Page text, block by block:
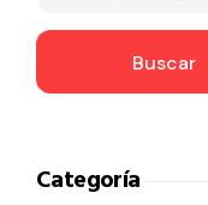
Buscar
Categoría